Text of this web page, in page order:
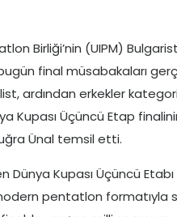
Birliği’nin (UIPM)
bugün final müsabakaları
ardından erkekler
Kupası Üçüncü Etap
Ünal temsil etti.
Dünya Kupası Üçüncü
pentatlon formatıyla